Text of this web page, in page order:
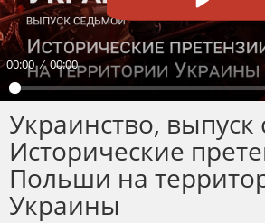
00:00 00:00
Пуск
Украинство,
Исторические
Польши на
Украины